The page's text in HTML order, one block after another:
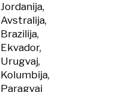
Jordanija,
Avstralija,
Brazilija,
Ekvador,
Urugvaj,
Kolumbija,
Paragvaj